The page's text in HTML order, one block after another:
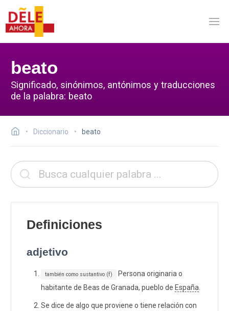
beato
Significado, sinónimos, antónimos y traducciones
de la palabra: beato
Diccionario beato
Definiciones
adjetivo
también como sustantivo (f)
Persona originaria o
habitante de Beas de Granada, pueblo de España
Se dice de algo que proviene o tiene relación con